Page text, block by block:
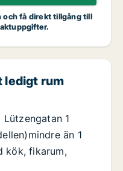
och få direkt tillgång till
ledigt rum
1
än 1
kök, fikarum,